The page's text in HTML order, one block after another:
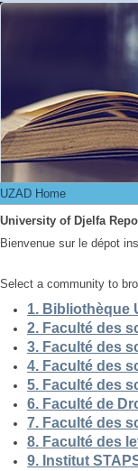
UZAD Home
UZAD Home
University of Djelfa
Bienvenue sur le dépot
Select a community to
5. Faculté des